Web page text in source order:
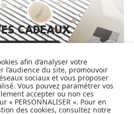
CADEAUX
français de la distribution
depuis plus de 15 ans,
afin d’analyser votre
l’audience du site, promouvoir
sociaux et vous proposer
Vous pouvez paramétrer vos
accepter ou non ces
« PERSONNALISER ». Pour en
des cookies, consultez notre